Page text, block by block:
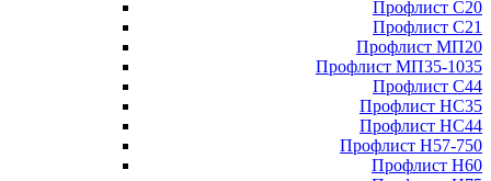
Профлист С20
Профлист С21
Профлист МП20
Профлист МП35-1035
Профлист С44
Профлист НС35
Профлист НС44
Профлист Н57-750
Профлист Н60